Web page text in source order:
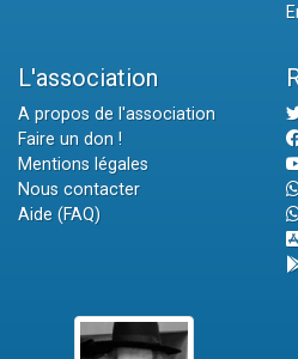
L'association
A propos de l'association
Faire un don !
Mentions légales
Nous contacter
Aide (FAQ)